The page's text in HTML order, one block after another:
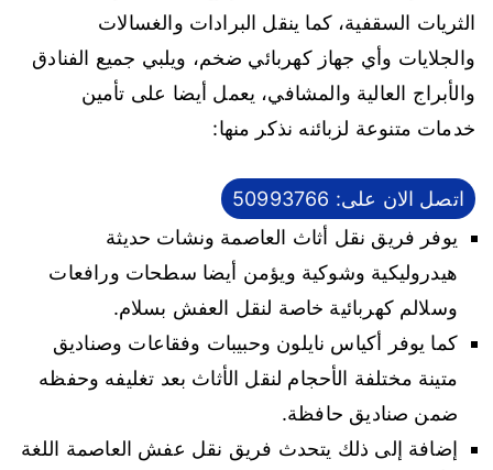
الثريات السقفية، كما ينقل البرادات والغسالات
والجلايات وأي جهاز كهربائي ضخم، ويلبي جميع الفنادق
والأبراج العالية والمشافي، يعمل أيضا على تأمين
خدمات متنوعة لزبائنه نذكر منها:
اتصل الان على: 50993766
يوفر فريق نقل أثاث العاصمة ونشات حديثة
هيدروليكية وشوكية ويؤمن أيضا سطحات ورافعات
وسلالم كهربائية خاصة لنقل العفش بسلام.
كما يوفر أكياس نايلون وحبيبات وفقاعات وصناديق
متينة مختلفة الأحجام لنقل الأثاث بعد تغليفه وحفظه
ضمن صناديق حافظة.
إضافة إلى ذلك يتحدث فريق نقل عفش العاصمة اللغة